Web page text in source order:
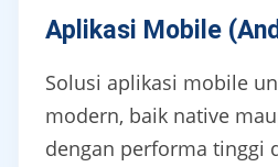
Aplikasi Mobile
Solusi aplikasi mobile
modern, baik native
dengan performa tinggi